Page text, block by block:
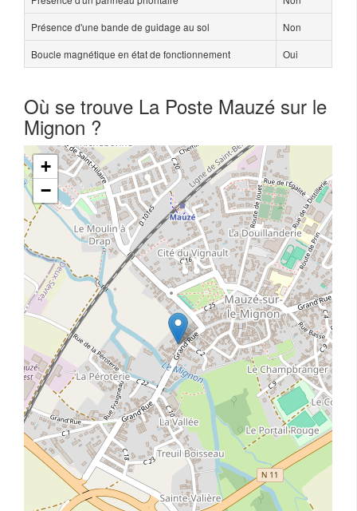
Présence d'une bande de guidage au sol
Non
Boucle magnétique en état de fonctionnement
Oui
Où se trouve La Poste Mauzé sur le
Mignon ?
+
−